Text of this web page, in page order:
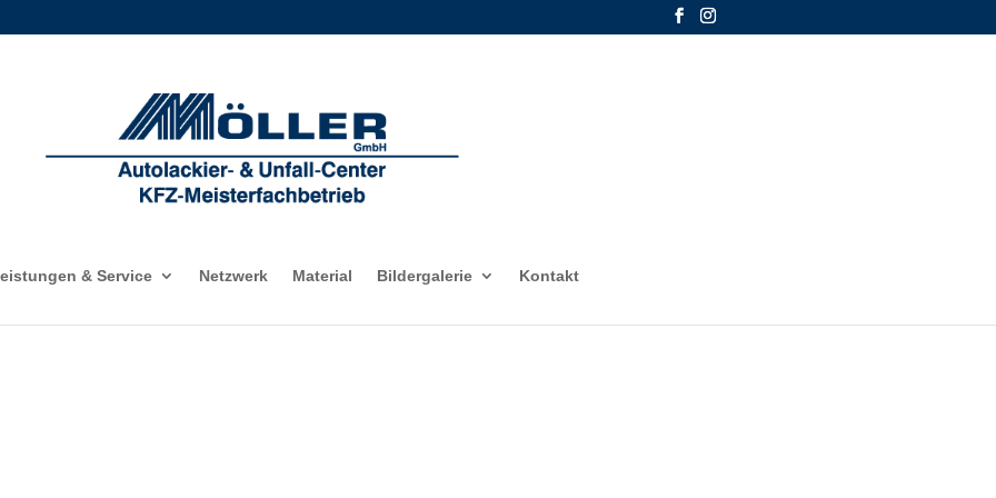
& Service Netzwerk Material Bildergalerie Kontakt